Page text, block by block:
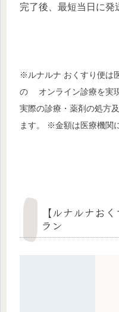
完了後、最短当日に発
※ルナルナ おくすり便は
の オンライン診療を実
実際の診療・薬剤の処方
ます。 ※金額は医療機関
【ルナルナお
ラン